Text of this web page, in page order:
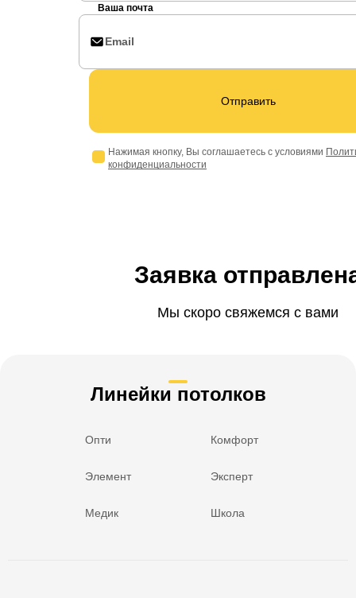
Ваша почта
Отправить
Нажимая кнопку, Вы соглашаетесь с условиями
конфиденциальности
Заявка
Мы скоро свяжемся с вами
Линейки потолков
Опти Комфорт
Элемент Эксперт
Медик Школа